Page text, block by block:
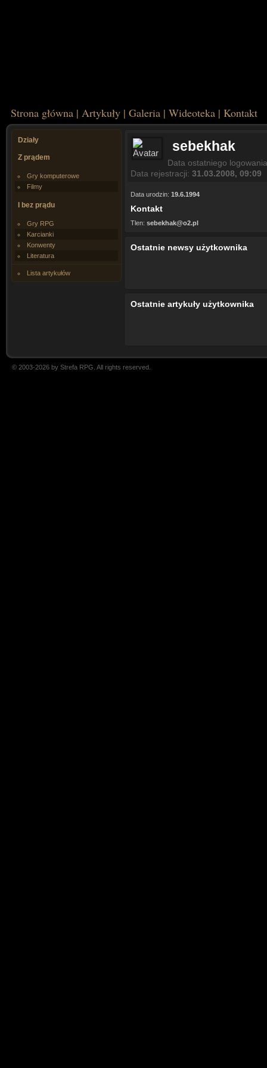
Strona główna | Artykuły | Galeria | Wideoteka | Kontakt
Działy
Z prądem
Gry komputerowe
Filmy
I bez prądu
Gry RPG
Karcianki
Konwenty
Literatura
Lista artykułów
sebekhak
Data ostatniego
Data rejestracji: 31.03.2008, 09:09
Data urodzin: 19.6.1994
Kontakt
Tlen: sebekhak@o2.pl
Ostatnie newsy użytkownika
Ostatnie artykuły użytkownika
© 2003-2026 by Strefa RPG. All rights reserved.